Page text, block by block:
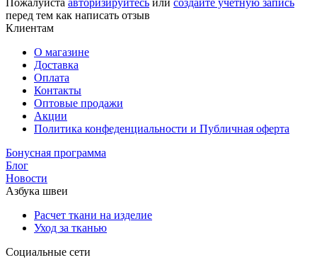
перед тем как написать отзыв
Клиентам
О магазине
Доставка
Оплата
Контакты
Оптовые продажи
Акции
Политика конфеденциальности и Публичная оферта
Бонусная программа
Блог
Новости
Азбука швеи
Расчет ткани на изделие
Уход за тканью
Социальные сети